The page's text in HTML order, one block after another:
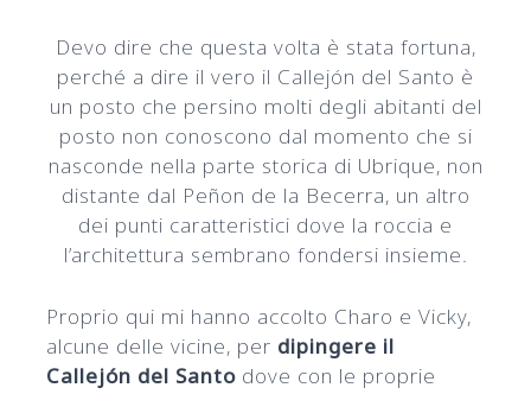
Devo dire che questa volta è stata fortuna,
perché a dire il vero il Callejón del Santo è
un posto che persino molti degli abitanti del
posto non conoscono dal momento che si
nasconde nella parte storica di Ubrique, non
distante dal Peñon de la Becerra, un altro
dei punti caratteristici dove la roccia e
l’architettura sembrano fondersi insieme.
Proprio qui mi hanno accolto Charo e Vicky,
alcune delle vicine, per dipingere il
Callejón del Santo dove con le proprie